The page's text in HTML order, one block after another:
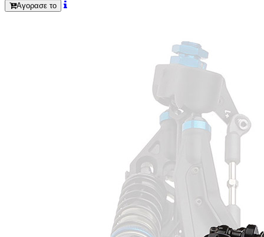
Αγορασε το